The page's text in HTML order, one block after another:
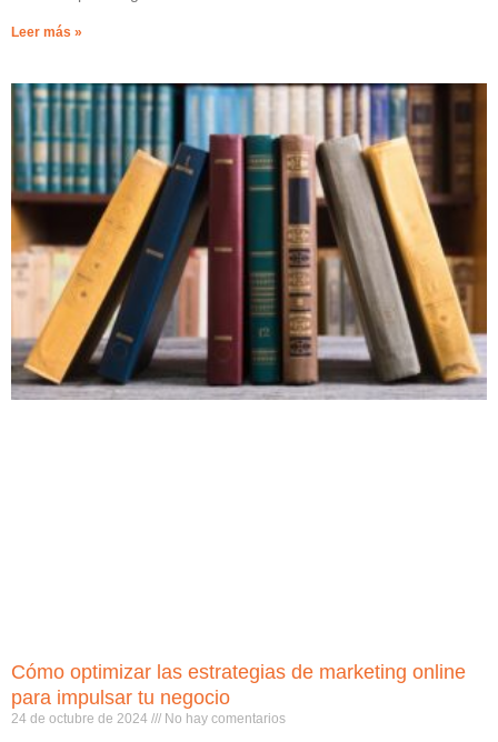
Leer más »
Cómo optimizar las estrategias de marketing online
para impulsar tu negocio
24 de octubre de 2024 No hay comentarios